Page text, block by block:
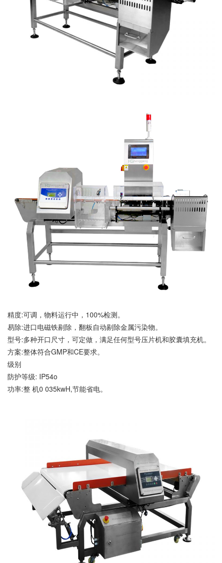
精度:可调，物料运行中，100%检测。
易除:进口电磁铁剔除，翻板自动剔除金属污染物。
型号:多种开口尺寸，可定做，满足任何型号压片机和胶囊填充机。
方案:整体符合GMP和CE要求。
级别
防护等级: IP54o
功率:整 机0 035kwH,节能省电。